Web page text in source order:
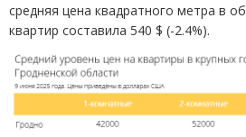
средняя цена квадратного метра в
квартир составила 540 $ (-2.4%).